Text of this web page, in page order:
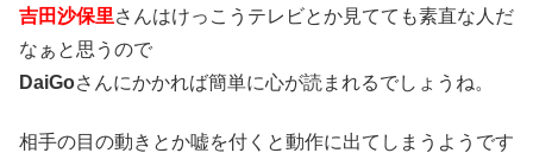
吉田沙保里さんはけっこうテレビとか見てても素直な人だ
なぁと思うので
DaiGoさんにかかれば簡単に心が読まれるでしょうね。
相手の目の動きとか嘘を付くと動作に出てしまうようです